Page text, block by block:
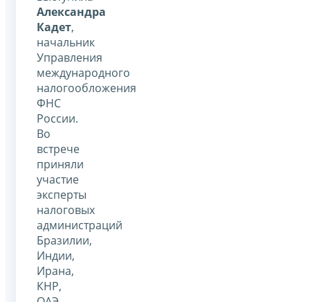
Александра
Кадет,
начальник
Управления
международного
налогообложения
ФНС
России.
Во
встрече
приняли
участие
эксперты
налоговых
администраций
Бразилии,
Индии,
Ирана,
КНР,